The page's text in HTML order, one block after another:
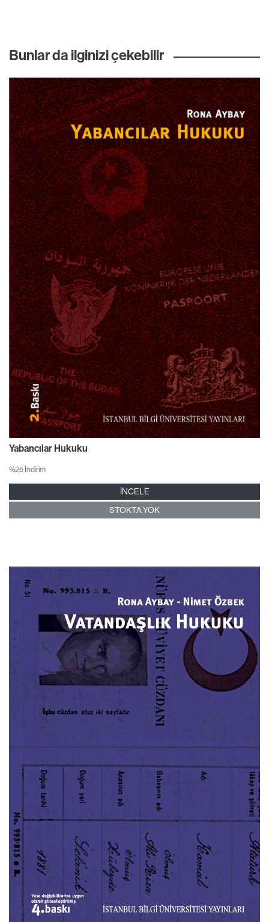
Bunlar da ilginizi çekebilir
Yabancılar Hukuku
%25 İndirim
İNCELE
STOKTA YOK